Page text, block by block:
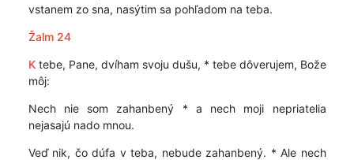
vstanem zo sna, nasýtim sa pohľadom na teba.
Žalm 24
Ktebe, Pane, dvíham svoju dušu, * tebe dôverujem, Bože
môj:
Nech nie som zahanbený * a nech moji nepriatelia
nejasajú nado mnou.
Veď nik, čo dúfa v teba, nebude zahanbený. * Ale nech